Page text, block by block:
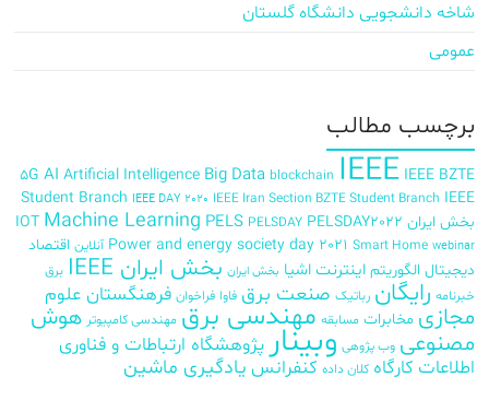
شاخه دانشجویی دانشگاه گلستان
عمومی
برچسب‌ مطالب
5G AI Artificial Intelligence Big Data blockchain IEEE IEEE BZTE
Student Branch IEEE DAY 2020 IEEE Iran Section BZTE Student Branch IEEE
بخش ایران
IOT Machine Learning PELS PELSDAY PELSDAY2022
Power and energy society day 2021 Smart Home webinar آنلاین اقتصاد
دیجیتال الگوریتم اینترنت اشیا بخش ایران بخش ایران IEEE
برق
خبرنامه رایگان رباتیک صنعت برق فاوا فراخوان فرهنگستان علوم
مجازی مخابرات مسابقه مهندسی برق مهندسی کامپیوتر هوش
مصنوعی وب پژوهی وبینارپژوهشگاه ارتباطات و فناوری
اطلاعات کارگاه کلان داده کنفرانس یادگیری ماشین